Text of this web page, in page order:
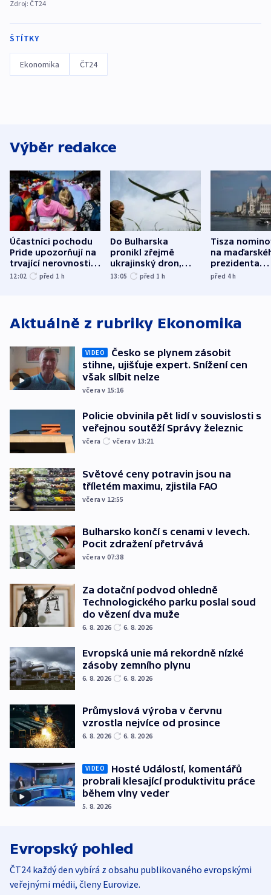
Zdroj: ČT24
ŠTÍTKY
Ekonomika ČT24
Výběr redakce
Účastníci pochodu
Pride upozorňují na
trvající nerovnosti i
společenskou
12:02 před 1 h
Do Bulharska
pronikl zřejmě
ukrajinský dron,
explodoval kilometr
13:05 před 1 h
Tisza
na
prezidenta
bývalého
před 4h
Aktuálně z rubriky Ekonomika
VIDEO
Česko se plynem zásobit
stihne, ujišťuje expert. Snížení cen
však slíbit nelze
včera v 15:16
Policie obvinila pět lidí v souvislosti s
veřejnou soutěží Správy železnic
včera včera v 13:21
Světové ceny potravin jsou na
tříletém maximu, zjistila FAO
včera v 12:55
Bulharsko končí s cenami v levech.
Pocit zdražení přetrvává
včera v 07:38
Za dotační podvod ohledně
Technologického parku poslal soud
do vězení dva muže
6. 8. 2026 6. 8. 2026
Evropská unie má rekordně nízké
zásoby zemního plynu
6. 8. 2026 6. 8. 2026
Průmyslová výroba v červnu
vzrostla nejvíce od prosince
6. 8. 2026 6. 8. 2026
VIDEO
Hosté Událostí, komentářů
probrali klesající produktivitu práce
během vlny veder
5. 8. 2026
Evropský pohled
ČT24 každý den vybírá z obsahu publikovaného evropskými
veřejnými médii, členy Eurovize.